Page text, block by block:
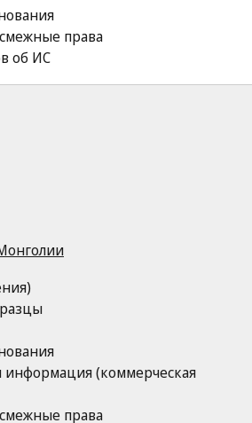
права
об ИС
(коммерческая
права